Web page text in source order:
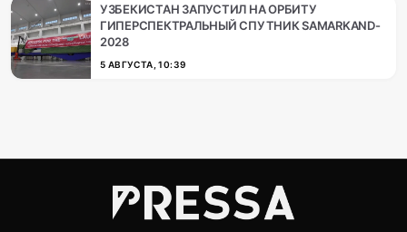
УЗБЕКИСТАН ЗАПУСТИЛ НА ОРБИТУ
ГИПЕРСПЕКТРАЛЬНЫЙ СПУТНИК SAMARKAND-
2028
5 АВГУСТА, 10:39